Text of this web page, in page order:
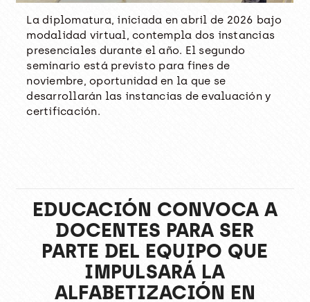
La diplomatura, iniciada en abril de 2026 bajo
modalidad virtual, contempla dos instancias
presenciales durante el año. El segundo
seminario está previsto para fines de
noviembre, oportunidad en la que se
desarrollarán las instancias de evaluación y
certificación.
EDUCACIÓN CONVOCA A
DOCENTES PARA SER
PARTE DEL EQUIPO QUE
IMPULSARÁ LA
ALFABETIZACIÓN EN